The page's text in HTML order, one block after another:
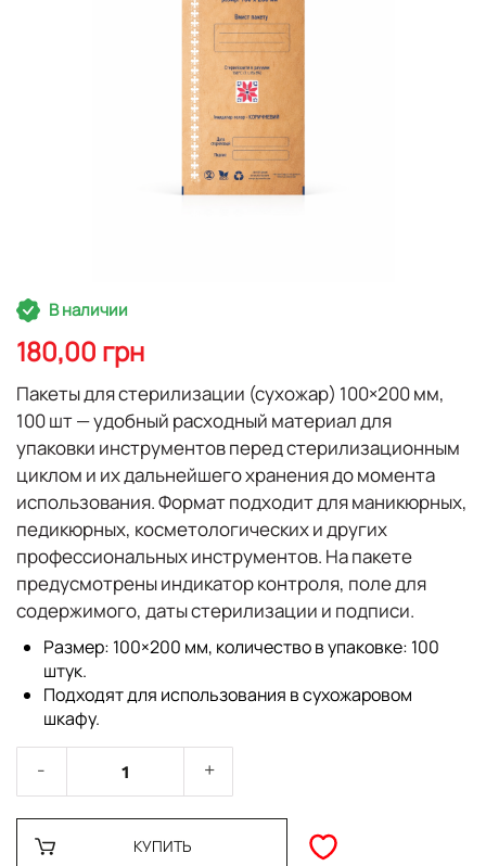
Перейти
к
началу
галереи
изображений
В наличии
180,00 грн
Пакеты для стерилизации (сухожар) 100×200 мм,
100 шт — удобный расходный материал для
упаковки инструментов перед стерилизационным
циклом и их дальнейшего хранения до момента
использования. Формат подходит для маникюрных,
педикюрных, косметологических и других
профессиональных инструментов. На пакете
предусмотрены индикатор контроля, поле для
содержимого, даты стерилизации и подписи.
Размер: 100×200 мм, количество в упаковке: 100
штук.
Подходят для использования в сухожаровом
шкафу.
КУПИТЬ